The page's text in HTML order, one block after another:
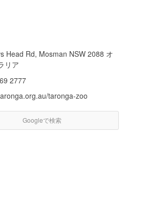
Head Rd, Mosman NSW 2088 オ
リア
2777
taronga-zoo
Googleで検索